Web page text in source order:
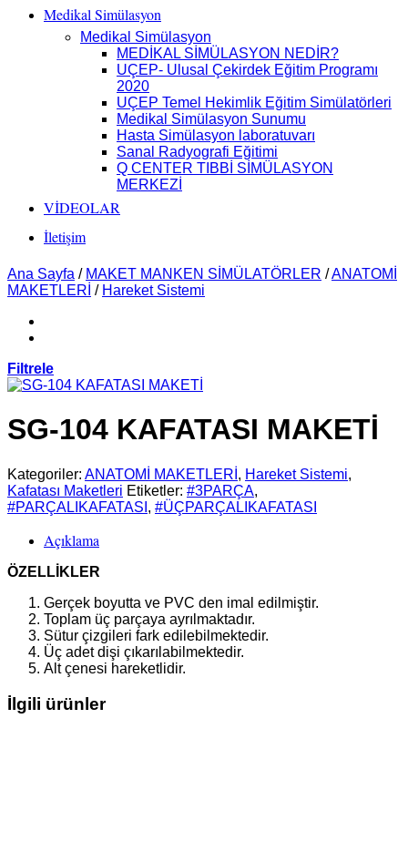
Medikal Simülasyon
Medikal Simülasyon
MEDİKAL SİMÜLASYON NEDİR?
UÇEP- Ulusal Çekirdek Eğitim Programı
2020
UÇEP Temel Hekimlik Eğitim Simülatörleri
Medikal Simülasyon Sunumu
Hasta Simülasyon laboratuvarı
Sanal Radyografi Eğitimi
Q CENTER TIBBİ SİMÜLASYON
MERKEZİ
VİDEOLAR
İletişim
Ana Sayfa / MAKET MANKEN SİMÜLATÖRLER /ANATOMİ
MAKETLERİ / Hareket Sistemi
Filtrele
SG-104 KAFATASI MAKETİ
Kategoriler: ANATOMİ MAKETLERİ , Hareket Sistemi,
Kafatası Maketleri Etiketler: #3PARÇA,
#PARÇALIKAFATASI , #ÜÇPARÇALIKAFATASI
Açıklama
ÖZELLİKLER
Gerçek boyutta ve PVC den imal edilmiştir.
Toplam üç parçaya ayrılmaktadır.
Sütur çizgileri fark edilebilmektedir.
Üç adet dişi çıkarılabilmektedir.
Alt çenesi hareketlidir.
İlgili ürünler